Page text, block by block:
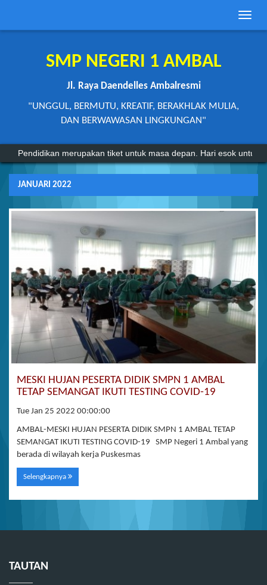
Toggle
SMP NEGERI 1 AMBAL
Jl. Raya Daendelles Ambalresmi
"UNGGUL, BERMUTU, KREATIF, BERAKHLAK MULIA,
DAN BERWAWASAN LINGKUNGAN"
Pendidikan merupakan tiket untuk masa depan. Hari esok
JANUARI 2022
MESKI HUJAN PESERTA DIDIK SMPN 1 AMBAL
TETAP SEMANGAT IKUTI TESTING COVID-19
Tue Jan 25 2022 00:00:00
AMBAL-MESKI HUJAN PESERTA DIDIK SMPN 1 AMBAL TETAP
SEMANGAT IKUTI TESTING COVID-19 SMP Negeri 1 Ambal yang
berada di wilayah kerja Puskesmas
Selengkapnya
TAUTAN